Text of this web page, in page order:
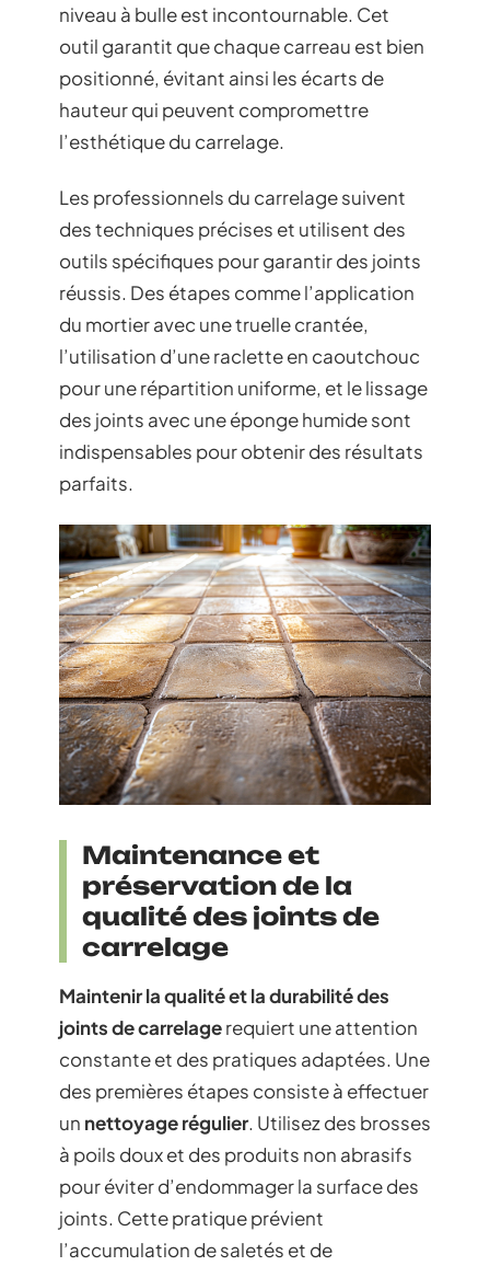
niveau à bulle est incontournable. Cet
outil garantit que chaque carreau est bien
positionné, évitant ainsi les écarts de
hauteur qui peuvent compromettre
l’esthétique du carrelage.
Les professionnels du carrelage suivent
des techniques précises et utilisent des
outils spécifiques pour garantir des joints
réussis. Des étapes comme l’application
du mortier avec une truelle crantée,
l’utilisation d’une raclette en caoutchouc
pour une répartition uniforme, et le lissage
des joints avec une éponge humide sont
indispensables pour obtenir des résultats
parfaits.
Maintenance et
préservation de la
qualité des joints de
carrelage
Maintenir la qualité et la durabilité des
joints de carrelagerequiert une attention
constante et des pratiques adaptées. Une
des premières étapes consiste à effectuer
un nettoyage régulier. Utilisez des brosses
à poils doux et des produits non abrasifs
pour éviter d’endommager la surface des
joints. Cette pratique prévient
l’accumulation de saletés et de